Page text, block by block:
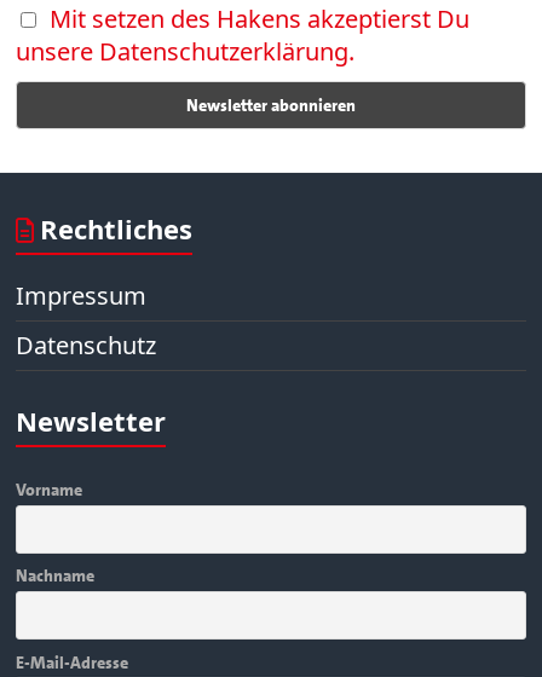
Mit setzen des Hakens akzeptierst Du
unsere Datenschutzerklärung.
Rechtliches
Impressum
Datenschutz
Newsletter
Vorname
Nachname
E-Mail-Adresse